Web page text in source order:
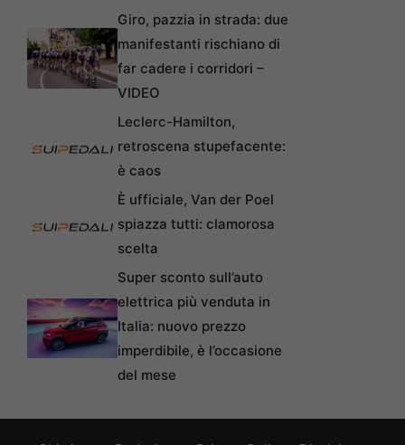
Giro, pazzia in strada: due
manifestanti rischiano di
far cadere i corridori –
VIDEO
Leclerc-Hamilton,
retroscena stupefacente:
è caos
È ufficiale, Van der Poel
spiazza tutti: clamorosa
scelta
Super sconto sull’auto
elettrica più venduta in
Italia: nuovo prezzo
imperdibile, è l’occasione
del mese